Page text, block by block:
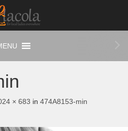
× 683 in 474A8153-min